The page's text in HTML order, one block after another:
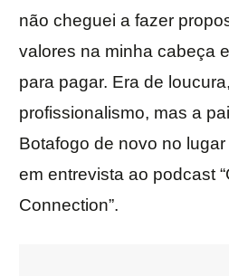
não cheguei a fazer
valores na minha cabeça
para pagar. Era de
profissionalismo, mas a
Botafogo de novo no
em entrevista ao podcast
Connection”.